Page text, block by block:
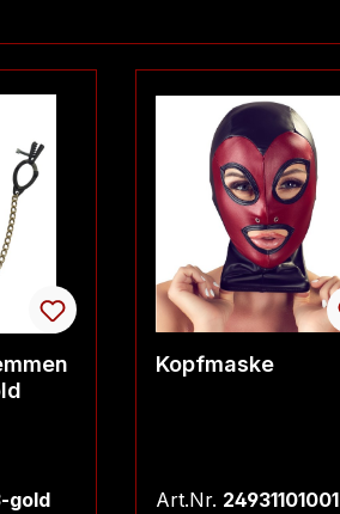
gold
Kopfmaske
Art.Nr. 24931101001